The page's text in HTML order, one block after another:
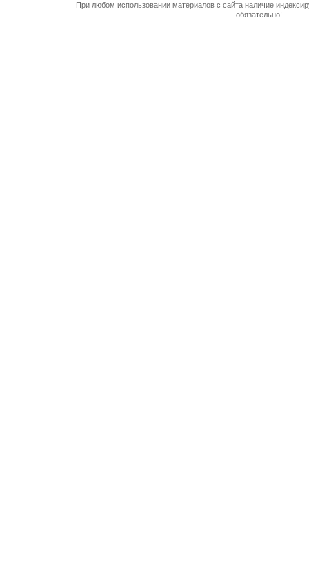
При любом использовании материалов с сайта наличие
обязательно!